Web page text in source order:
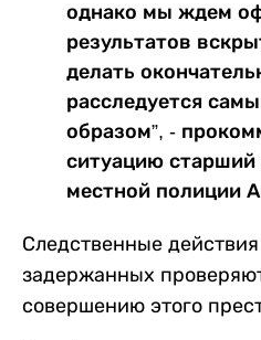
однако мы ждем
результатов
делать
расследуется
образом”, -
ситуацию старший
местной полиции
Следственные
задержанных
совершению этого